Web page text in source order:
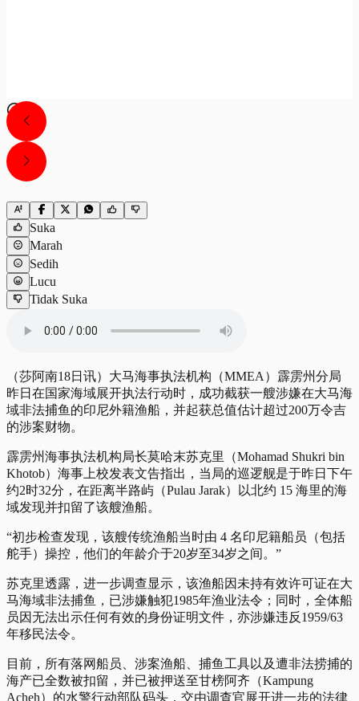
Suka
Marah
Sedih
Lucu
Tidak Suka
（莎阿南18日讯）大马海事执法机构（MMEA）霹雳州分局
昨日在国家海域展开执法行动时，成功截获一艘涉嫌在大马海
域非法捕鱼的印尼外籍渔船，并起获总值估计超过200万令吉
的涉案财物。
霹雳州海事执法机构局长莫哈末苏克里（Mohamad Shukri bin
Khotob）海事上校发表文告指出，当局的巡逻舰是于昨日下午
约2时32分，在距离半路屿（Pulau Jarak）以北约 15 海里的海
域发现并扣留了该艘渔船。
“初步检查发现，该艘传统渔船当时由 4 名印尼籍船员（包括
舵手）操控，他们的年龄介于20岁至34岁之间。”
苏克里透露，进一步调查显示，该渔船因未持有效许可证在大
马海域非法捕鱼，已涉嫌触犯1985年渔业法令；同时，全体船
员因无法出示任何有效的身份证明文件，亦涉嫌违反1959/63
年移民法令。
目前，所有落网船员、涉案渔船、捕鱼工具以及遭非法捞捕的
海产已全数被扣留，并已被押送至甘榜阿齐（Kampung
Acheh）的水警行动部队码头，交由调查官展开进一步的法律